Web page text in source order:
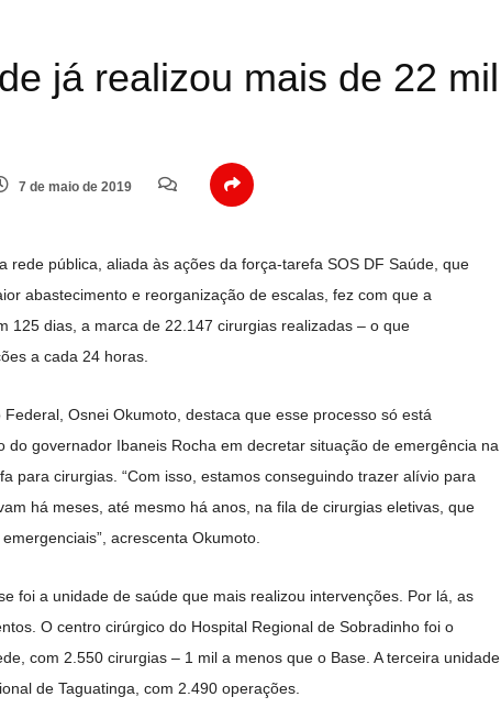
já realizou mais de 22 mil
7 de maio de 2019
rede pública, aliada às ações da força-tarefa SOS DF Saúde, que
abastecimento e reorganização de escalas, fez com que a
125 dias, a marca de 22.147 cirurgias realizadas – o que
a cada 24 horas.
Osnei Okumoto, destaca que esse processo só está
do governador Ibaneis Rocha em decretar situação de emergência na
para cirurgias. “Com isso, estamos conseguindo trazer alívio para
há meses, até mesmo há anos, na fila de cirurgias eletivas, que
acrescenta Okumoto.
foi a unidade de saúde que mais realizou intervenções. Por lá, as
O centro cirúrgico do Hospital Regional de Sobradinho foi o
com 2.550 cirurgias – 1 mil a menos que o Base. A terceira unidade
de Taguatinga, com 2.490 operações.